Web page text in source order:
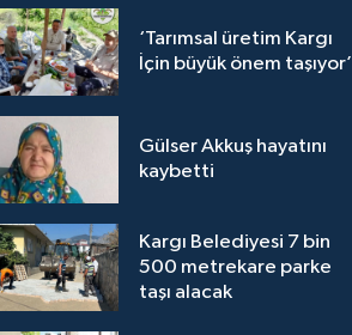
‘Tarımsal üretim Kargı
İçin büyük önem taşıyor’
Gülser Akkuş hayatını
kaybetti
Kargı Belediyesi 7 bin
500 metrekare parke
taşı alacak